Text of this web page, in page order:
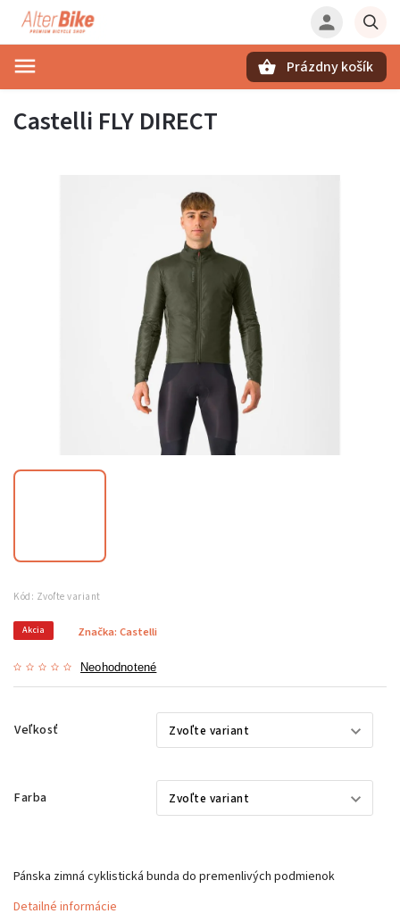
Prázdny košík
Castelli FLY DIRECT
Kód: Zvoľte variant
Akcia
Neohodnotené
Značka: Castelli
Veľkosť
Farba
Pánska zimná cyklistická bunda do premenlivých podmienok
Detailné informácie